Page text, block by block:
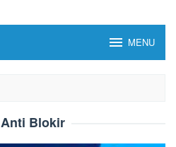
MENU
Anti Blokir